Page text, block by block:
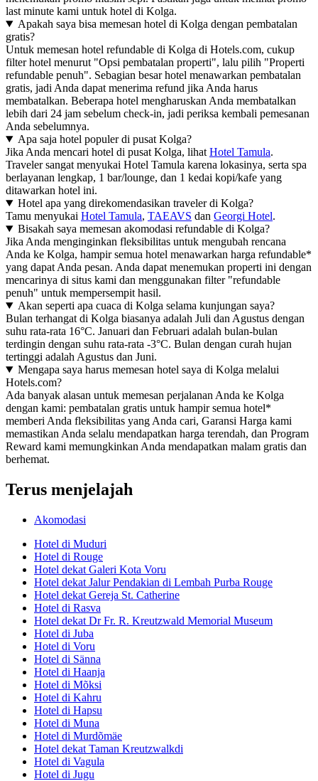
last minute kami untuk hotel di Kolga.
Apakah saya bisa memesan hotel di Kolga dengan pembatalan
gratis?
Untuk memesan hotel refundable di Kolga di Hotels.com, cukup
filter hotel menurut "Opsi pembatalan properti", lalu pilih "Properti
refundable penuh". Sebagian besar hotel menawarkan pembatalan
gratis, jadi Anda dapat menerima refund jika Anda harus
membatalkan. Beberapa hotel mengharuskan Anda membatalkan
lebih dari 24 jam sebelum check-in, jadi periksa kembali pemesanan
Anda sebelumnya.
Apa saja hotel populer di pusat Kolga?
Jika Anda mencari hotel di pusat Kolga, lihat Hotel Tamula.
Traveler sangat menyukai Hotel Tamula karena lokasinya, serta spa
berlayanan lengkap, 1 bar/lounge, dan 1 kedai kopi/kafe yang
ditawarkan hotel ini.
Hotel apa yang direkomendasikan traveler di Kolga?
Tamu menyukai Hotel Tamula, TAEAVS dan Georgi Hotel.
Bisakah saya memesan akomodasi refundable di Kolga?
Jika Anda menginginkan fleksibilitas untuk mengubah rencana
Anda ke Kolga, hampir semua hotel menawarkan harga refundable*
yang dapat Anda pesan. Anda dapat menemukan properti ini dengan
mencarinya di situs kami dan menggunakan filter "refundable
penuh" untuk mempersempit hasil.
Akan seperti apa cuaca di Kolga selama kunjungan saya?
Bulan terhangat di Kolga biasanya adalah Juli dan Agustus dengan
suhu rata-rata 16°C. Januari dan Februari adalah bulan-bulan
terdingin dengan suhu rata-rata -3°C. Bulan dengan curah hujan
tertinggi adalah Agustus dan Juni.
Mengapa saya harus memesan hotel saya di Kolga melalui
Hotels.com?
Ada banyak alasan untuk memesan perjalanan Anda ke Kolga
dengan kami: pembatalan gratis untuk hampir semua hotel*
memberi Anda fleksibilitas yang Anda cari, Garansi Harga kami
memastikan Anda selalu mendapatkan harga terendah, dan Program
Reward kami memungkinkan Anda mendapatkan malam gratis dan
berhemat.
Terus menjelajah
Akomodasi
Hotel di Muduri
Hotel di Rouge
Hotel dekat Galeri Kota Voru
Hotel dekat Jalur Pendakian di Lembah Purba Rouge
Hotel dekat Gereja St. Catherine
Hotel di Rasva
Hotel dekat Dr Fr. R. Kreutzwald Memorial Museum
Hotel di Juba
Hotel di Voru
Hotel di Sänna
Hotel di Haanja
Hotel di Mõksi
Hotel di Kahru
Hotel di Hapsu
Hotel di Muna
Hotel di Murdõmäe
Hotel dekat Taman Kreutzwalkdi
Hotel di Vagula
Hotel di Jugu